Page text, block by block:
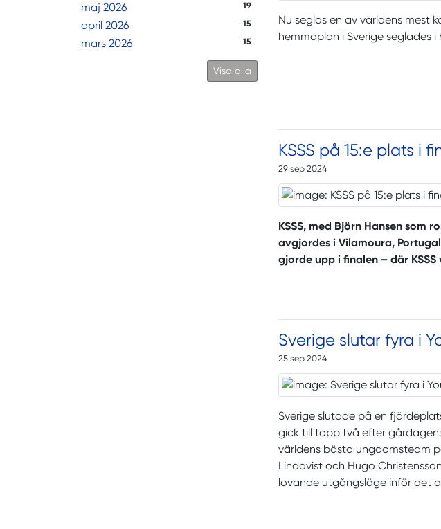
maj 2026 19
april 2026 15
mars 2026 15
Visa alla
Nu seglas en av världens mest
hemmaplan i Sverige seglades
KSSS på 15:e plats i
29 sep 2024
KSSS, med Björn Hansen som
avgjordes i Vilamoura,
gjorde upp i finalen – där
Sverige slutar fyra i
25 sep 2024
Sverige slutade på en
gick till topp två efter
världens bästa ungdomsteam
Lindqvist och Hugo
lovande utgångsläge inför det